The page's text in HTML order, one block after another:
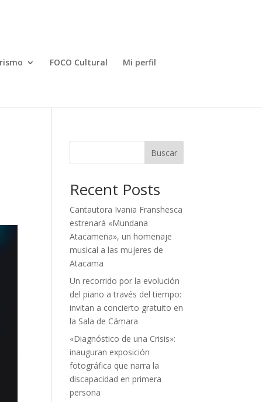
FOCO Cultural Mi perfil
Buscar
Recent Posts
Cantautora Ivania Franshesca
estrenará «Mundana
Atacameña», un homenaje
musical a las mujeres de
Atacama
Un recorrido por la evolución
del piano a través del tiempo:
invitan a concierto gratuito en
la Sala de Cámara
«Diagnóstico de una Crisis»:
inauguran exposición
fotográfica que narra la
discapacidad en primera
persona